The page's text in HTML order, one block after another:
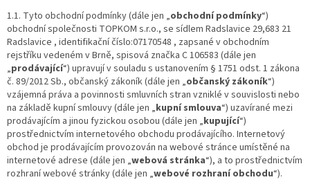
1.1. Tyto obchodní podmínky (dále jen „obchodní podmínky“)
obchodní společnosti TOPKOM s.r.o., se sídlem Radslavice 29,683 21
Radslavice , identifikační číslo:07170548 , zapsané v obchodním
rejstříku vedeném v Brně, spisová značka C 106583 (dále jen
„prodávající“) upravují v souladu s ustanovením § 1751 odst. 1 zákona
č. 89/2012 Sb., občanský zákoník (dále jen „občanský zákoník“)
vzájemná práva a povinnosti smluvních stran vzniklé v souvislosti nebo
na základě kupní smlouvy (dále jen „kupní smlouva“) uzavírané mezi
prodávajícím a jinou fyzickou osobou (dále jen „kupující“)
prostřednictvím internetového obchodu prodávajícího. Internetový
obchod je prodávajícím provozován na webové stránce umístěné na
internetové adrese (dále jen „webová stránka“), a to prostřednictvím
rozhraní webové stránky (dále jen „webové rozhraní obchodu“).